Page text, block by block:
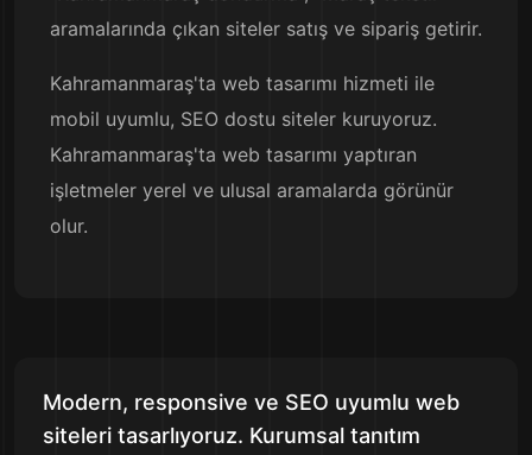
aramalarında çıkan siteler satış ve sipariş getirir.
Kahramanmaraş'ta web tasarımı hizmeti ile
mobil uyumlu, SEO dostu siteler kuruyoruz.
Kahramanmaraş'ta web tasarımı yaptıran
işletmeler yerel ve ulusal aramalarda görünür
olur.
Modern, responsive ve SEO uyumlu web
siteleri tasarlıyoruz. Kurumsal tanıtım